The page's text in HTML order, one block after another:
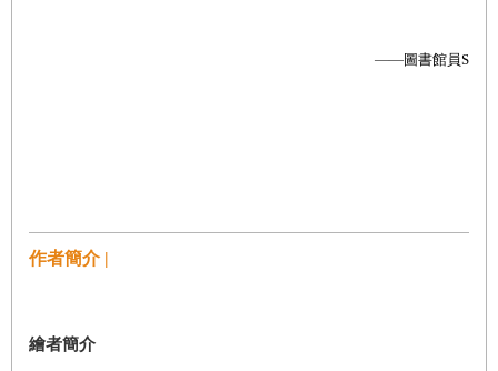
——圖書館員S
作者簡介 |
繪者簡介